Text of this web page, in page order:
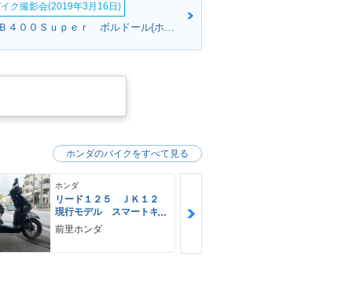
ク撮影会(2019年3月16日)
M・Kさん:ＣＢ４００Ｓｕｐｅｒ ボルドール(ホンダ)
ホンダ
リード１２５ ＪＫ１２
現行モデル スマートキ
ー ＬＥＤヘッドライ
ト Ｔｙｐｅ−Ｃ
前里ホンダ
ホンダのバイクをすべて見る